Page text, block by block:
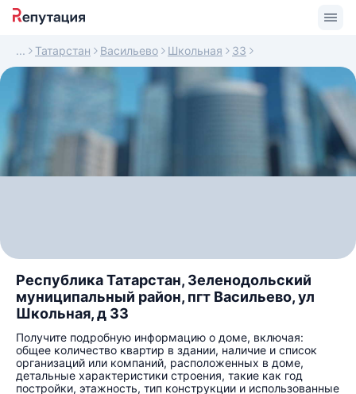
Татарстан Васильево Школьная 33
Республика Татарстан, Зеленодольский
муниципальный район, пгт Васильево, ул
Школьная, д 33
Получите подробную информацию о доме, включая:
общее количество квартир в здании, наличие и список
организаций или компаний, расположенных в доме,
детальные характеристики строения, такие как год
постройки, этажность, тип конструкции и использованные